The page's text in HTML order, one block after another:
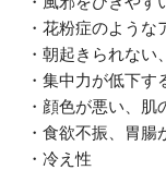
・花粉症のよう
・朝起きられな
・集中力が低下す
・顔色が悪い、肌
・食欲不振、胃腸
・冷え性